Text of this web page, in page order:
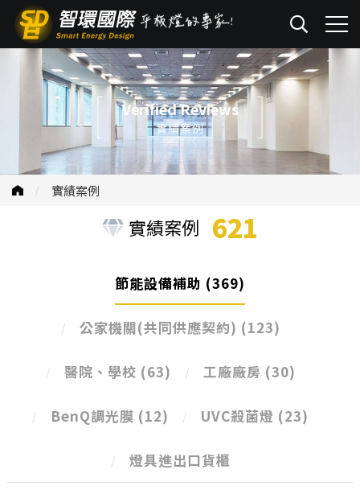
Verified Reviews
實績案例
實績案例
實績案例 621
節能設備補助 (369)
公家機關(共同供應契約) (123)
醫院、學校 (63) 工廠廠房 (30)
BenQ調光膜 (12) UVC殺菌燈 (23)
燈具進出口貨櫃